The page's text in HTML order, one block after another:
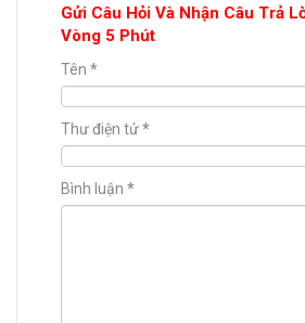
Gửi Câu Hỏi Và Nhận Câu Trả
Vòng 5 Phút
Tên *
Thư điện tử*
Bình luận *